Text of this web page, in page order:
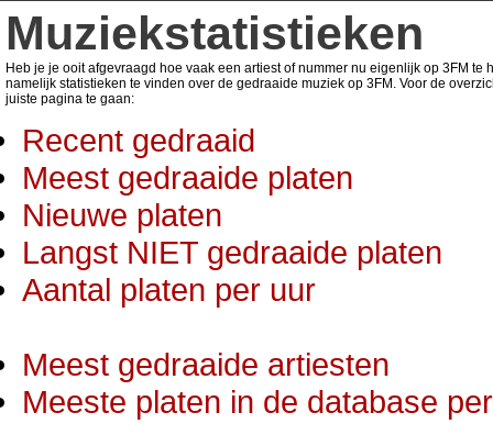
Muziekstatistieken
Heb je je ooit afgevraagd hoe vaak een artiest of nummer nu eigenlijk op 3FM
namelijk statistieken te vinden over de gedraaide muziek op 3FM. Voor de
juiste pagina te gaan:
Recent gedraaid
Meest gedraaide platen
Nieuwe platen
Langst NIET gedraaide platen
Aantal platen per uur
Meest gedraaide artiesten
Meeste platen in de database